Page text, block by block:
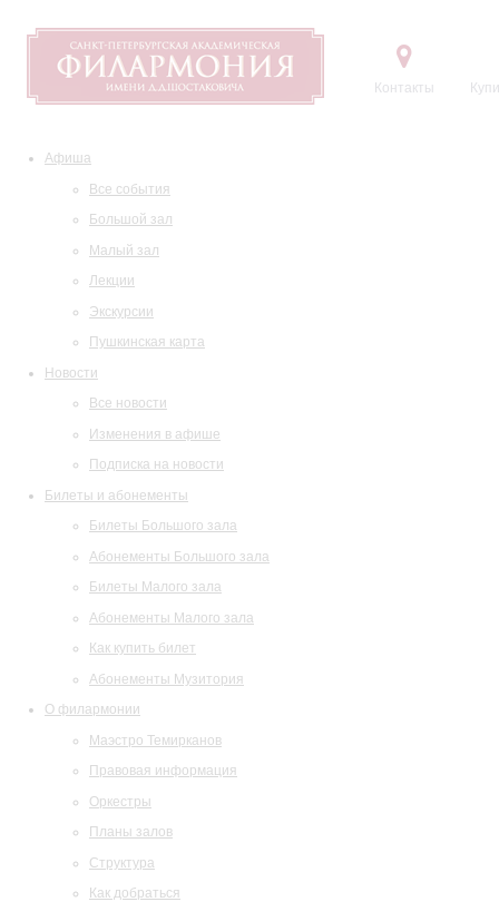
Контакты
Афиша
Все события
Большой зал
Малый зал
Лекции
Экскурсии
Пушкинская карта
Новости
Все новости
Изменения в афише
Подписка на новости
Билеты и абонементы
Билеты Большого зала
Абонементы Большого зала
Билеты Малого зала
Абонементы Малого зала
Как купить билет
Абонементы Музитория
О филармонии
Маэстро Темирканов
Правовая информация
Оркестры
Планы залов
Структура
Как добраться